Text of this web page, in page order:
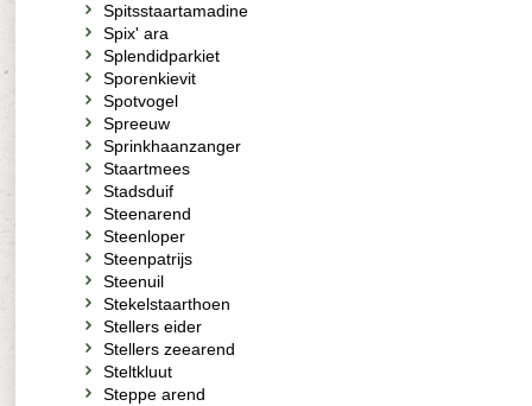
Spitsstaartamadine
Spix' ara
Splendidparkiet
Sporenkievit
Spotvogel
Spreeuw
Sprinkhaanzanger
Staartmees
Stadsduif
Steenarend
Steenloper
Steenpatrijs
Steenuil
Stekelstaarthoen
Stellers eider
Stellers zeearend
Steltkluut
Steppe arend